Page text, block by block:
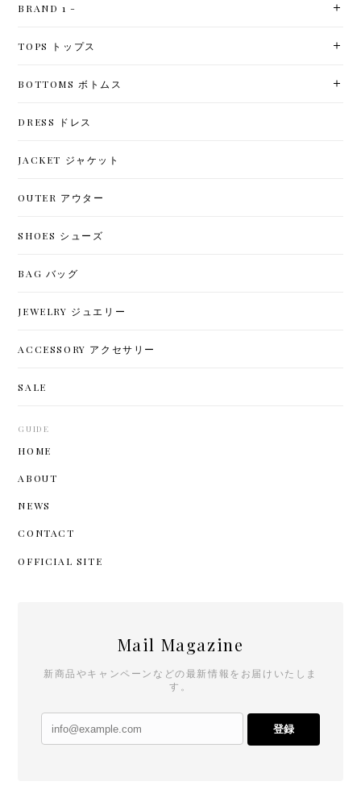
BRAND 1 -
TOPS トップス
BOTTOMS ボトムス
DRESS ドレス
JACKET ジャケット
OUTER アウター
SHOES シューズ
BAG バッグ
JEWELRY ジュエリー
ACCESSORY アクセサリー
SALE
GUIDE
HOME
ABOUT
NEWS
CONTACT
OFFICIAL SITE
Mail Magazine
新商品やキャンペーンなどの最新情報をお届けいたしま
す。
登録